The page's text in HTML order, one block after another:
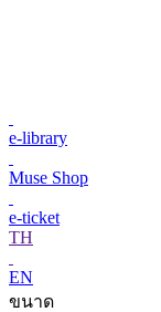
e-library
Muse Shop
e-ticket
TH
EN
ขนาด